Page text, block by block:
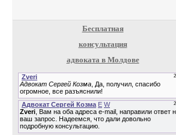
Бесплатная
консультация
адвоката в Молдове